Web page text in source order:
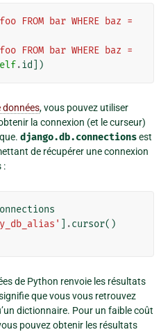
FROM bar WHERE baz =
FROM bar WHERE baz =
.id ])
données, vous pouvez utiliser
la connexion (et le curseur)
django.db.connectionsest
de récupérer une connexion
:
.cursor()
de Python renvoie les résultats
que vous vous retrouvez
dictionnaire. Pour un faible coût
pouvez obtenir les résultats